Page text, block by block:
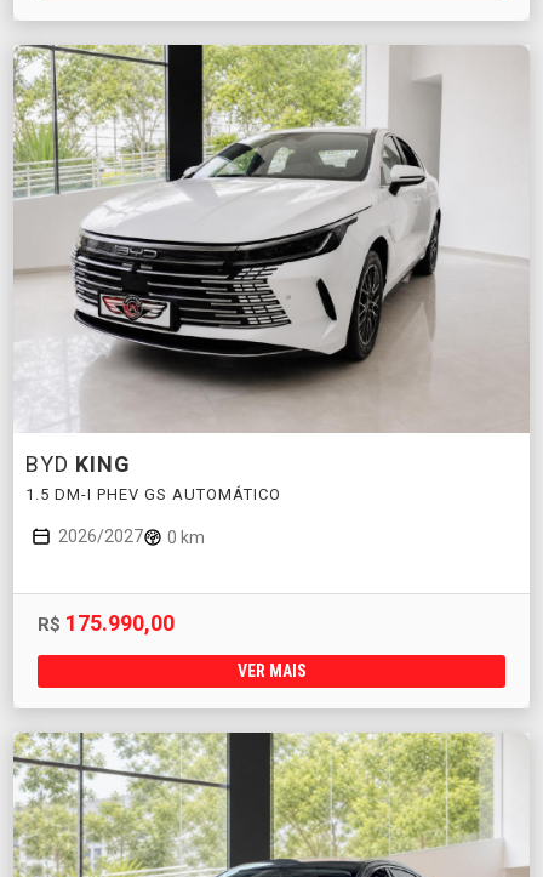
BYD KING
1.5 DM-I PHEV GS AUTOMÁTICO
2026/2027 0 km
R$ 175.990,00
VER MAIS